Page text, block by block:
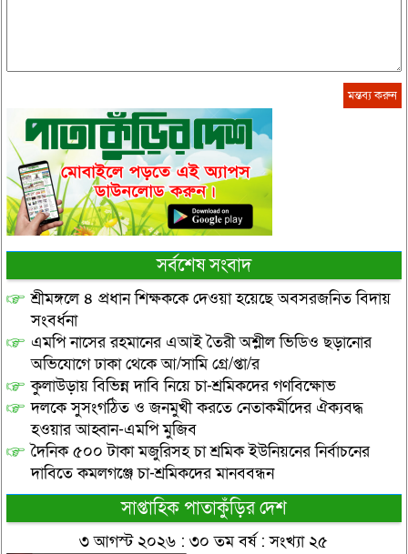
সর্বশেষ সংবাদ
শ্রীমঙ্গলে ৪ প্রধান শিক্ষককে দেওয়া হয়েছে অবসরজনিত বিদায়
সংবর্ধনা
এমপি নাসের রহমানের এআই তৈরী অশ্লীল ভিডিও ছড়ানোর
অভিযোগে ঢাকা থেকে আ/সামি গ্রে/প্তা/র
কুলাউড়ায় বিভিন্ন দাবি নিয়ে চা-শ্রমিকদের গণবিক্ষোভ
দলকে সুসংগঠিত ও জনমুখী করতে নেতাকর্মীদের ঐক্যবদ্ধ
হওয়ার আহ্বান-এমপি মুজিব
দৈনিক ৫০০ টাকা মজুরিসহ চা শ্রমিক ইউনিয়নের নির্বাচনের
দাবিতে কমলগঞ্জে চা-শ্রমিকদের মানববন্ধন
সাপ্তাহিক পাতাকুঁড়ির দেশ
৩ আগস্ট ২০২৬ : ৩০ তম বর্ষ : সংখ্যা ২৫